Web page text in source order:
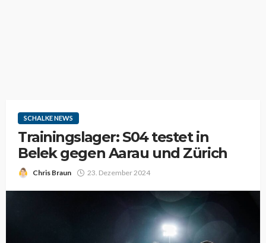
SCHALKE NEWS
Trainingslager: S04 testet in
Belek gegen Aarau und Zürich
Chris Braun 23. Dezember 2024